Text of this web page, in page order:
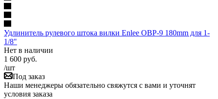
Удлинитель рулевого штока вилки Enlee OBP-9 180mm для 1-
1/8"
Нет в наличии
1 600 руб.
/шт
Под заказ
Наши менеджеры обязательно свяжутся с вами и уточнят
условия заказа